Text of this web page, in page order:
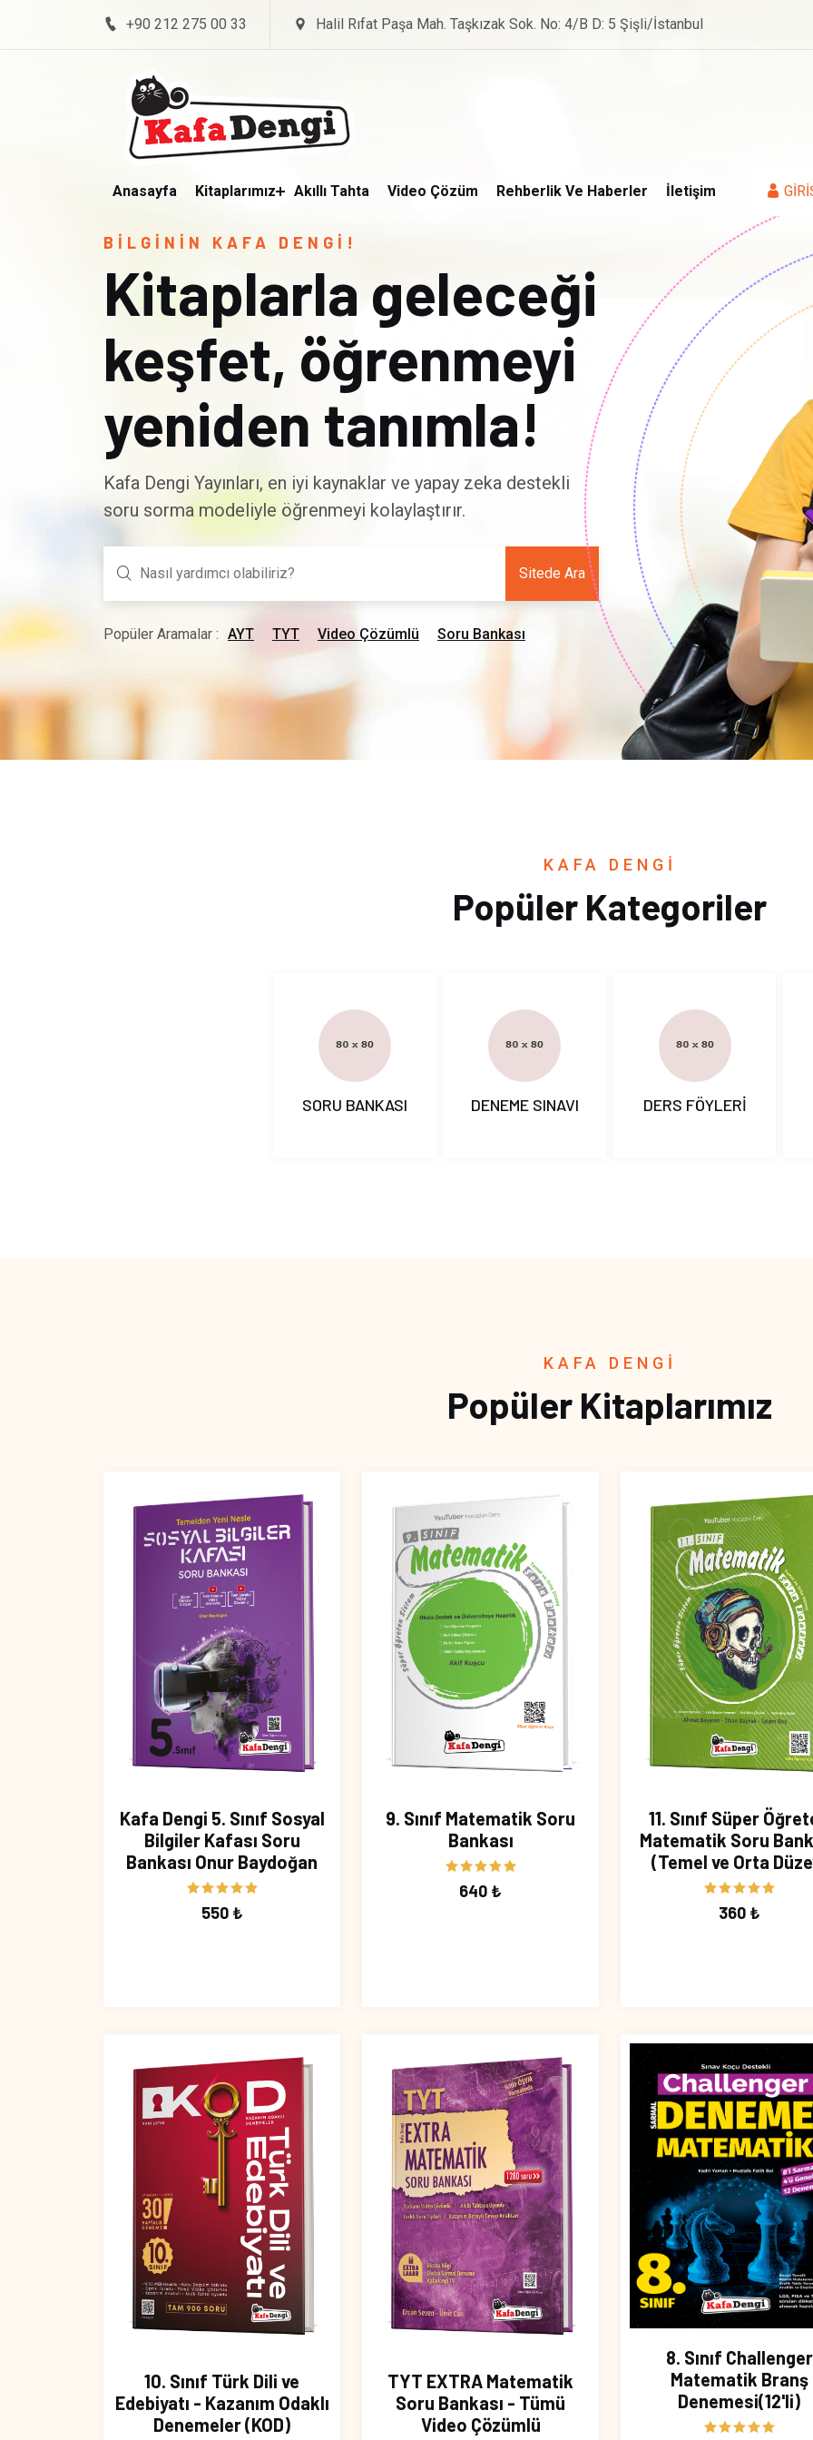
+90 212 275 00 33 Halil Rıfat Paşa Mah. Taşkızak Sok. No: 4/B D: 5 Şişli/İstanbul
Anasayfa Kitaplarımız Akıllı Tahta Video Çözüm Rehberlik Ve Haberler İletişim
BİLGİNİN KAFA DENGİ!
Kitaplarla geleceği
keşfet, öğrenmeyi
yeniden tanımla!
Kafa Dengi Yayınları, en iyi kaynaklar ve yapay zeka destekli
soru sorma modeliyle öğrenmeyi kolaylaştırır.
Sitede Ara
Popüler Aramalar : AYT TYT Video Çözümlü Soru Bankası
KAFA DENGİ
Popüler Kategoriler
SORU BANKASI DENEME SINAVI DERS FÖYLERİ
KAFA DENGİ
Popüler Kitaplarımız
Kafa Dengi 5. Sınıf Sosyal
Bilgiler Kafası Soru
Bankası Onur Baydoğan
550 ₺
9. Sınıf Matematik Soru
Bankası
640 ₺
11. Sınıf Süper
Matematik Soru
(Temel ve Orta
360 ₺
10. Sınıf Türk Dili ve
Edebiyatı - Kazanım Odaklı
Denemeler (KOD)
TYT EXTRA Matematik
Soru Bankası - Tümü
Video Çözümlü
8. Sınıf Challenger
Matematik Branş
Denemesi(12'li)